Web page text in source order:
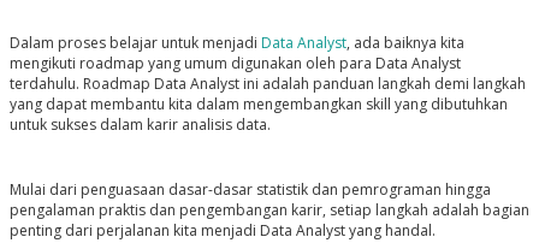
Dalam proses belajar untuk menjadi Data Analyst, ada baiknya kita
mengikuti roadmap yang umum digunakan oleh para Data Analyst
terdahulu. Roadmap Data Analyst ini adalah panduan langkah demi langkah
yang dapat membantu kita dalam mengembangkan skill yang dibutuhkan
untuk sukses dalam karir analisis data.
Mulai dari penguasaan dasar-dasar statistik dan pemrograman hingga
pengalaman praktis dan pengembangan karir, setiap langkah adalah bagian
penting dari perjalanan kita menjadi Data Analyst yang handal.